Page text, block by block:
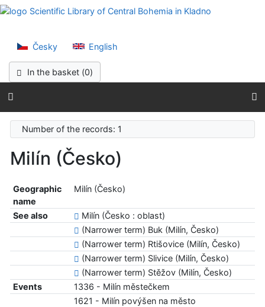
Go to content
Go to menu
Česky English
In the basket (0)
Number of the records: 1
Milín (Česko)
Geographic
name
Milín (Česko)
See also
Milín (Česko : oblast)
(Narrower term) Buk (Milín, Česko)
(Narrower term) Rtišovice (Milín, Česko)
(Narrower term) Slivice (Milín, Česko)
(Narrower term) Stěžov (Milín, Česko)
Events
1336 - Milín městečkem
1621 - Milín povýšen na město